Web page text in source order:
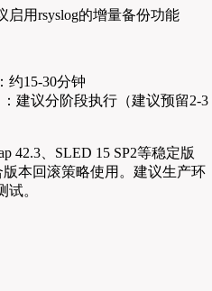
启用rsyslog的增量备份功能
约15-30分钟
建议分阶段执行（建议预留2-3
42.3、SLED 15 SP2等稳定版
版本回滚策略使用。建议生产环
。